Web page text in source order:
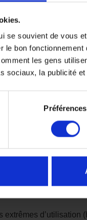
se souvient de vous
le bon
les gens
sociaux, la publicité
Préférences
KTM
durée
ajustement parfait
le carter moteur.
moteur
et particules
et une
d’utilisation